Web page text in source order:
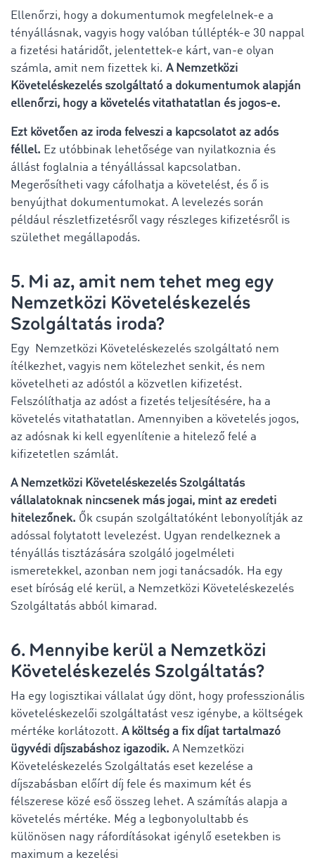
Ellenőrzi, hogy a dokumentumok megfelelnek-e a
tényállásnak, vagyis hogy valóban túllépték-e 30 nappal
a fizetési határidőt, jelentettek-e kárt, van-e olyan
számla, amit nem fizettek ki. A Nemzetközi
Követeléskezelés szolgáltató a dokumentumok alapján
ellenőrzi, hogy a követelés vitathatatlan és jogos-e.
Ezt követően az iroda felveszi a kapcsolatot az adós
féllel. Ez utóbbinak lehetősége van nyilatkoznia és
állást foglalnia a tényállással kapcsolatban.
Megerősítheti vagy cáfolhatja a követelést, és ő is
benyújthat dokumentumokat. A levelezés során
például részletfizetésről vagy részleges kifizetésről is
születhet megállapodás.
5. Mi az, amit nem tehet meg egy
Nemzetközi Követeléskezelés
Szolgáltatás iroda?
Egy Nemzetközi Követeléskezelés szolgáltató nem
ítélkezhet, vagyis nem kötelezhet senkit, és nem
követelheti az adóstól a közvetlen kifizetést.
Felszólíthatja az adóst a fizetés teljesítésére, ha a
követelés vitathatatlan. Amennyiben a követelés jogos,
az adósnak ki kell egyenlítenie a hitelező felé a
kifizetetlen számlát.
A Nemzetközi Követeléskezelés Szolgáltatás
vállalatoknak nincsenek más jogai, mint az eredeti
hitelezőnek. Ők csupán szolgáltatóként lebonyolítják az
adóssal folytatott levelezést. Ugyan rendelkeznek a
tényállás tisztázására szolgáló jogelméleti
ismeretekkel, azonban nem jogi tanácsadók. Ha egy
eset bíróság elé kerül, a Nemzetközi Követeléskezelés
Szolgáltatás abból kimarad.
6. Mennyibe kerül a Nemzetközi
Követeléskezelés Szolgáltatás?
Ha egy logisztikai vállalat úgy dönt, hogy professzionális
követeléskezelői szolgáltatást vesz igénybe, a költségek
mértéke korlátozott. A költség a fix díjat tartalmazó
ügyvédi díjszabáshoz igazodik. A Nemzetközi
Követeléskezelés Szolgáltatás eset kezelése a
díjszabásban előírt díj fele és maximum két és
félszerese közé eső összeg lehet. A számítás alapja a
követelés mértéke. Még a legbonyolultabb és
különösen nagy ráfordításokat igénylő esetekben is
maximum a kezelési